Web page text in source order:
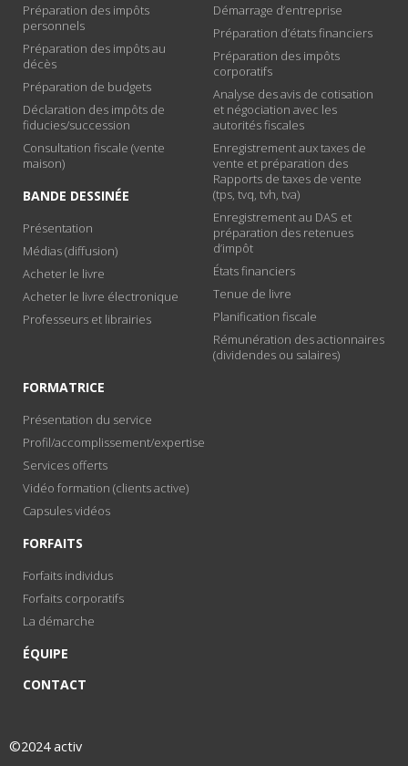
Préparation des impôts
personnels
Préparation des impôts au
décès
Préparation de budgets
Déclaration des impôts de
fiducies/succession
Consultation fiscale (vente
maison)
BANDE DESSINÉE
Présentation
Médias (diffusion)
Acheter le livre
Acheter le livre électronique
Professeurs et librairies
Démarrage d’entreprise
Préparation d’états financiers
Préparation des impôts
corporatifs
Analyse des avis de cotisation
et négociation avec les
autorités fiscales
Enregistrement aux taxes de
vente et préparation des
Rapports de taxes de vente
(tps, tvq, tvh, tva)
Enregistrement au DAS et
préparation des retenues
d’impôt
États financiers
Tenue de livre
Planification fiscale
Rémunération des actionnaires
(dividendes ou salaires)
FORMATRICE
Présentation du service
Profil/accomplissement/expertise
Services offerts
Vidéo formation (clients active)
Capsules vidéos
FORFAITS
Forfaits individus
Forfaits corporatifs
La démarche
ÉQUIPE
CONTACT
©2024 activ